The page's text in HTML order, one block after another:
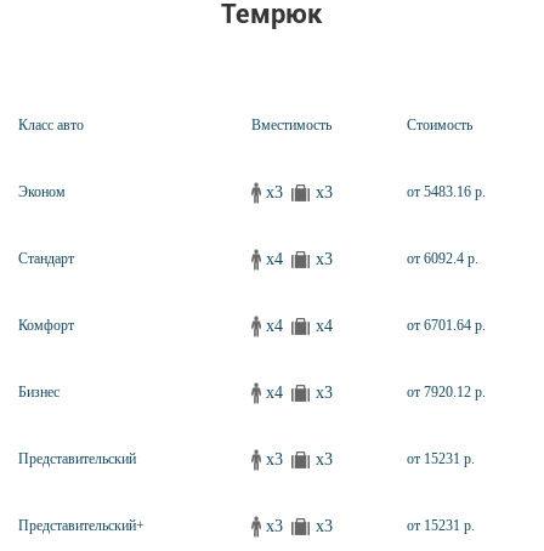
Темрюк
Класс авто Вместимость Стоимость
Эконом x3 x3 от 5483.16 р.
Стандарт x4 x3 от 6092.4 р.
Комфорт x4 x4 от 6701.64 р.
Бизнес x4 x3 от 7920.12 р.
Представительский x3 x3 от 15231 р.
Представительский+ x3 x3 от 15231 р.